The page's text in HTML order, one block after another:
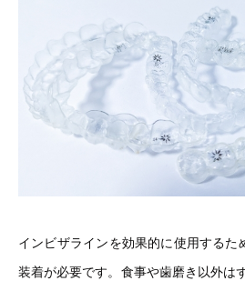
インビザラインを効果的に使用するた
装着が必要です。食事や歯磨き以外は